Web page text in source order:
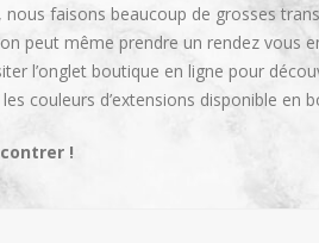
nous faisons beaucoup de grosses
peut même prendre un rendez vous
l’onglet boutique en ligne pour
couleurs d’extensions disponible en
!